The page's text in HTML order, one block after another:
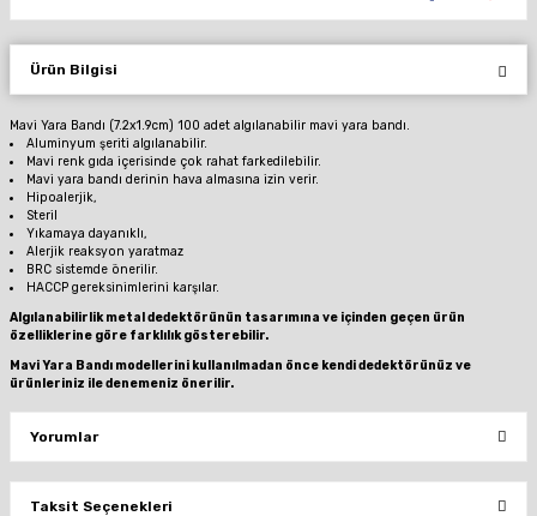
Ürün Bilgisi
Mavi Yara Bandı (7.2x1.9cm) 100 adet algılanabilir mavi yara bandı.
Aluminyum şeriti algılanabilir.
Mavi renk gıda içerisinde çok rahat farkedilebilir.
Mavi yara bandı derinin hava almasına izin verir.
Hipoalerjik,
Steril
Yıkamaya dayanıklı,
Alerjik reaksyon yaratmaz
BRC sistemde önerilir.
HACCP gereksinimlerini karşılar.
Algılanabilirlik metal dedektörünün tasarımına ve içinden geçen ürün
özelliklerine göre farklılık gösterebilir.
Mavi Yara Bandı modellerini kullanılmadan önce kendi dedektörünüz ve
ürünleriniz ile denemeniz önerilir.
Yorumlar
Taksit Seçenekleri